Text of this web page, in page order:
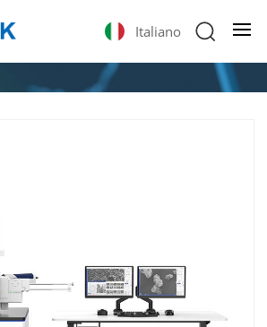
Italiano